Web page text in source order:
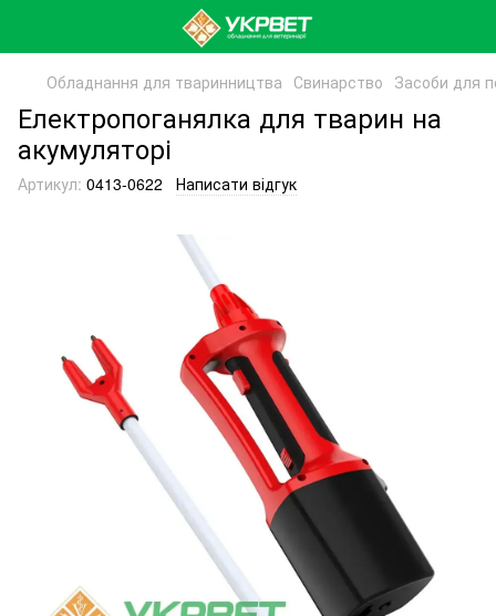
Обладнання для тваринництва Свинарство Засоби для
Електропоганялка для тварин на
акумуляторі
Артикул: 0413-0622 Написати відгук